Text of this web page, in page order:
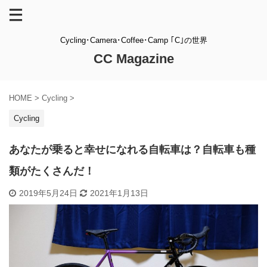
Cycling･Camera･Coffee･Camp ｢C｣の世界
CC Magazine
HOME > Cycling >
Cycling
あなたが乗ると幸せになれる自転車は？自転車も種
類がたくさんだ！
2019年5月24日 2021年1月13日